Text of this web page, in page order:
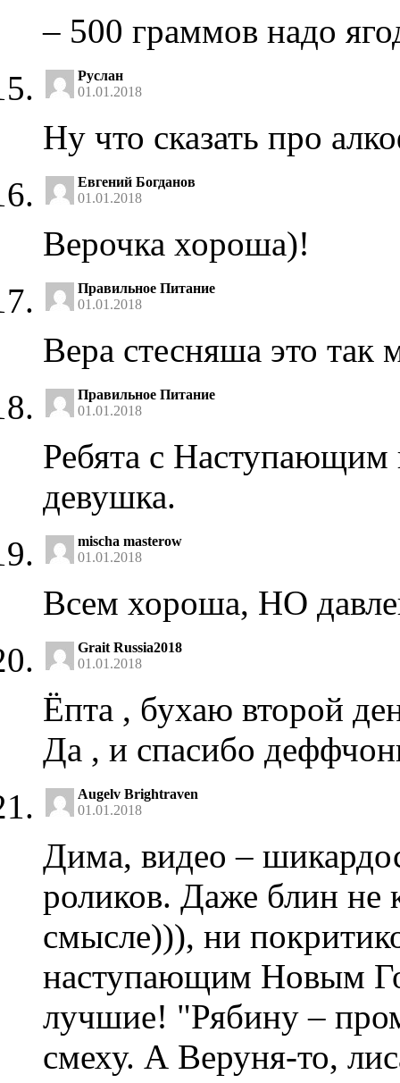
– 500 граммов надо
Руслан
01.01.2018
Ну что сказать про
Евгений Богданов
01.01.2018
Верочка хороша)!
Правильное Питание
01.01.2018
Вера стесняша это так
Правильное Питание
01.01.2018
Ребята с Наступающим
девушка.
mischa masterow
01.01.2018
Всем хороша, НО
Grait Russia2018
01.01.2018
Ёпта , бухаю второй
Да , и спасибо
Augelv Brightraven
01.01.2018
Дима, видео –
роликов. Даже блин не
смысле))), ни
наступающим Новым
лучшие! "Рябину –
смеху. А Веруня-то,